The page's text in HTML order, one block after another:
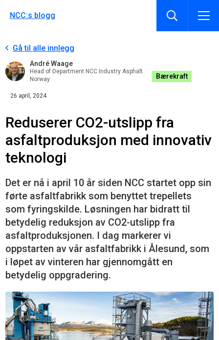
NCC:s blogg
Gå til alle innlegg
André Waage
Head of Department NCC Industry Asphalt
Norway
Bærekraft
26 april, 2024
Reduserer CO2-utslipp fra
asfaltproduksjon med innovativ
teknologi
Det er nå i april 10 år siden NCC startet opp sin
førte asfaltfabrikk som benyttet trepellets
som fyringskilde. Løsningen har bidratt til
betydelig reduksjon av CO2-utslipp fra
asfaltproduksjonen. I dag markerer vi
oppstarten av vår asfaltfabrikk i Ålesund, som
i løpet av vinteren har gjennomgått en
betydelig oppgradering.